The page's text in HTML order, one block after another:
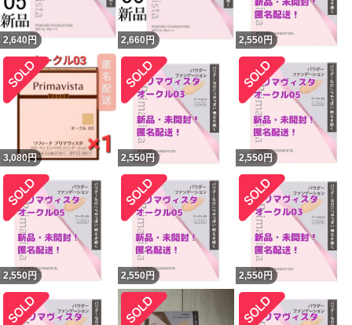
2,640 円 2,660 円 2,550円
3,080円 2,550円 2,550円
2,550円 2,550円 2,550円